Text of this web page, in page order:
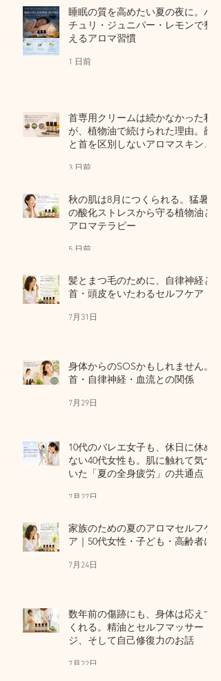
睡眠の質を高めたい夏の夜に。パ
チュリ・ジュニパー・レモンで整
えるアロマ習慣
1 日前
首専用クリームは続かなかった私
が、植物油で続けられた理由。顔
と首を区別しないアロマスキンケ
3 日前
秋の肌は8月につくられる。猛暑
の酸化ストレスから守る植物油と
アロマテラピー
5 日前
髪とまつ毛のために、自律神経と
首・頭皮をいたわるセルフケア
7月31日
身体からのSOSかもしれません。
首・自律神経・血流との関係
7月29日
10代のバレエ女子も、休日に休め
ない40代女性も。肌に触れて気づ
いた「夏の全身疲労」の共通点
7月27日
家族のための夏のアロマセルフケ
ア｜50代女性・子ども・高齢者に
7月24日
数年前の傷跡にも、身体は応えて
くれる。精油とセルフマッサー
ジ、そして自己修復力のお話
7月22日